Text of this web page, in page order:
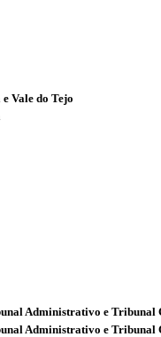
Vale do Tejo
Administrativo e
Administrativo e